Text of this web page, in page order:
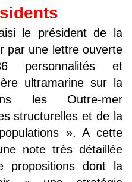
le président de la
par une lettre ouverte
personnalités et
ultramarine sur la
les Outre-mer
structurelles et de la
». A cette
note très détaillée
dont la